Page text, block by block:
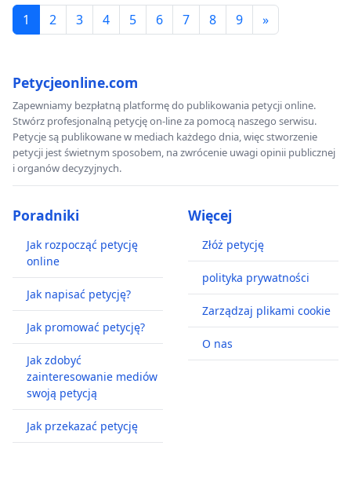
1 2 3 4 5 6 7 8 9 »
Petycjeonline.com
Zapewniamy bezpłatną platformę do publikowania petycji online.
Stwórz profesjonalną petycję on-line za pomocą naszego serwisu.
Petycje są publikowane w mediach każdego dnia, więc stworzenie
petycji jest świetnym sposobem, na zwrócenie uwagi opinii publicznej
i organów decyzyjnych.
Poradniki
Jak rozpocząć petycję
online
Jak napisać petycję?
Jak promować petycję?
Jak zdobyć
zainteresowanie mediów
swoją petycją
Jak przekazać petycję
Więcej
Złóż petycję
polityka prywatności
Zarządzaj plikami cookie
O nas